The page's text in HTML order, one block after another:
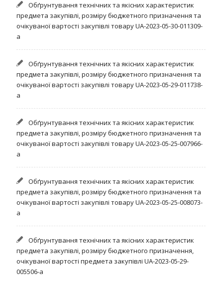
Обґрунтування технічних та якісних характеристик
предмета закупівлі, розміру бюджетного призначення та
очікуваної вартості закупівлі товару UA-2023-05-30-011309-
a
Обґрунтування технічних та якісних характеристик
предмета закупівлі, розміру бюджетного призначення та
очікуваної вартості закупівлі товару UA-2023-05-29-011738-
а
Обґрунтування технічних та якісних характеристик
предмета закупівлі, розміру бюджетного призначення та
очікуваної вартості закупівлі товару UA-2023-05-25-007966-
а
Обґрунтування технічних та якісних характеристик
предмета закупівлі, розміру бюджетного призначення та
очікуваної вартості закупівлі товару UA-2023-05-25-008073-
а
Обґрунтування технічних та якісних характеристик
предмета закупівлі, розміру бюджетного призначення,
очікуваної вартості предмета закупівлі UA-2023-05-29-
005506-a